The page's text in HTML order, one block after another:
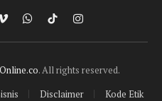
VimeoWhatsApp
TikTokInstagram
. All rights reserved.
Disclaimer Kode Etik